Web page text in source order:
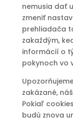
nemusia dať
zmeniť
prehliadača
zakaždým,
informácií o
pokynoch vo
zakázané,
Pokiaľ
budú znova